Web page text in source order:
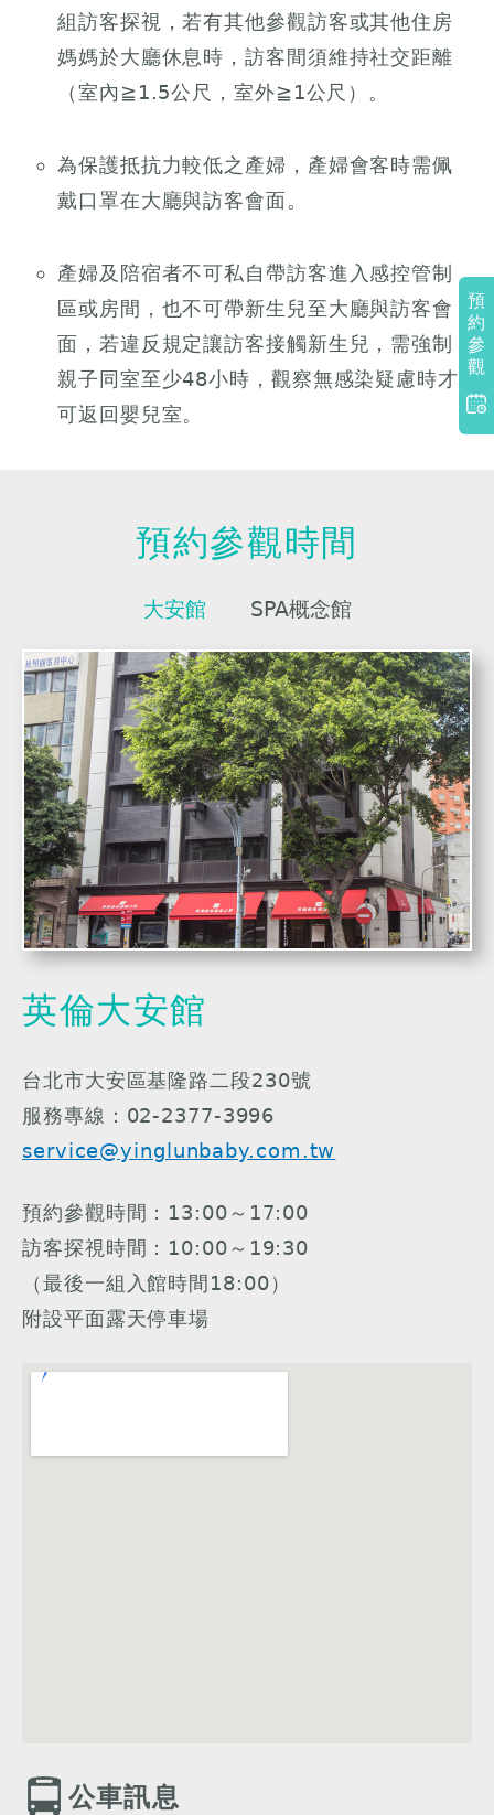
組訪客探視，若有其他參觀訪客或其他住房
媽媽於大廳休息時，訪客間須維持社交距離
（室內≧1.5公尺，室外≧1公尺）。
為保護抵抗力較低之產婦，產婦會客時需佩
戴口罩在大廳與訪客會面。
產婦及陪宿者不可私自帶訪客進入感控管制
區或房間，也不可帶新生兒至大廳與訪客會
面，若違反規定讓訪客接觸新生兒，需強制
親子同室至少48小時，觀察無感染疑慮時才
可返回嬰兒室。
預
約
參
觀
預約參觀時間
大安館 SPA概念館
英倫大安館
台北市大安區基隆路二段230號
服務專線：02-2377-3996
service@yinglunbaby.com.tw
預約參觀時間：13:00～17:00
訪客探視時間：10:00～19:30
（最後一組入館時間18:00）
附設平面露天停車場
公車訊息